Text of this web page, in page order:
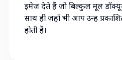
इमेज देते हैं जो बिल्कुल मूल
साथ ही जहाँ भी आप उन्हें
होती हैं।